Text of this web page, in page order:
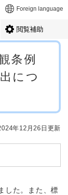
Foreign language
閲覧補助
条例
につ
年12月26日更新
した。また、標